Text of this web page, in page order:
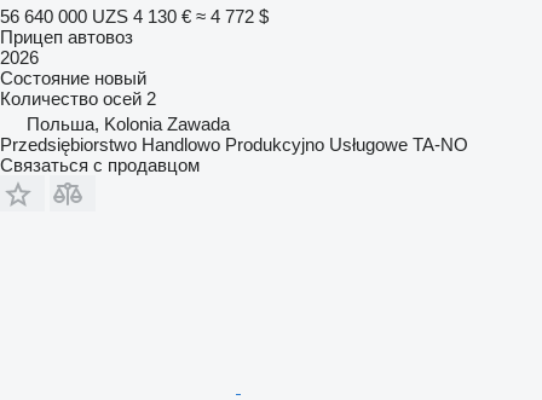
56 640 000 UZS 4 130 € ≈ 4 772 $
Прицеп автовоз
2026
Состояние новый
Количество осей 2
Польша, Kolonia Zawada
Przedsiębiorstwo Handlowo Produkcyjno Usługowe TA-NO
Связаться с продавцом